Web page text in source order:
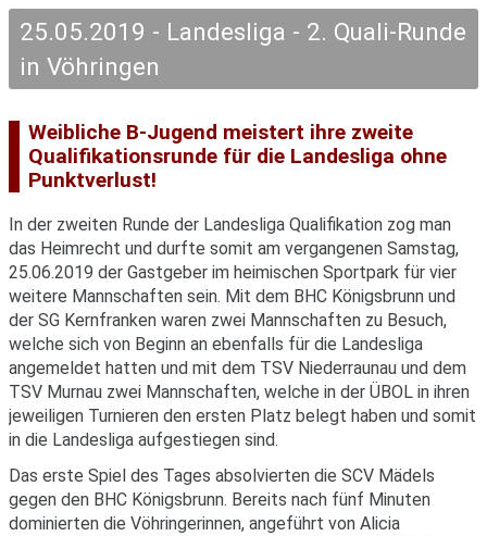
25.05.2019 - Landesliga - 2. Quali-Runde
in Vöhringen
Weibliche B-Jugend meistert ihre zweite
Qualifikationsrunde für die Landesliga ohne
Punktverlust!
In der zweiten Runde der Landesliga Qualifikation zog man
das Heimrecht und durfte somit am vergangenen Samstag,
25.06.2019 der Gastgeber im heimischen Sportpark für vier
weitere Mannschaften sein. Mit dem BHC Königsbrunn und
der SG Kernfranken waren zwei Mannschaften zu Besuch,
welche sich von Beginn an ebenfalls für die Landesliga
angemeldet hatten und mit dem TSV Niederraunau und dem
TSV Murnau zwei Mannschaften, welche in der ÜBOL in ihren
jeweiligen Turnieren den ersten Platz belegt haben und somit
in die Landesliga aufgestiegen sind.
Das erste Spiel des Tages absolvierten die SCV Mädels
gegen den BHC Königsbrunn. Bereits nach fünf Minuten
dominierten die Vöhringerinnen, angeführt von Alicia